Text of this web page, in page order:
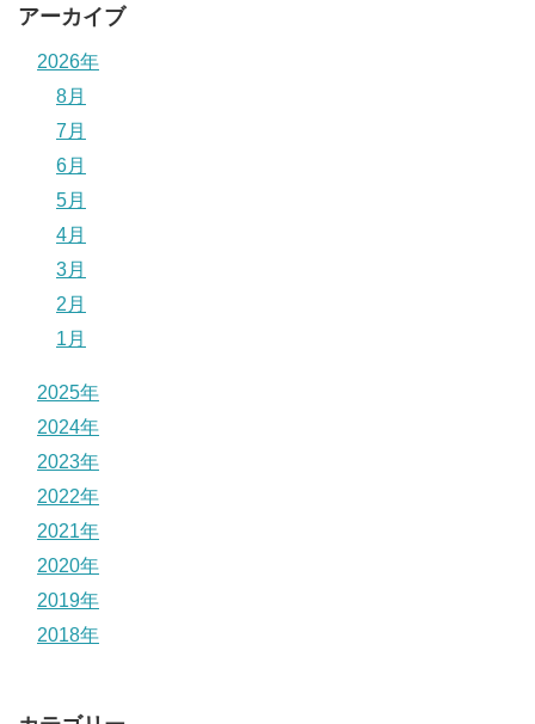
アーカイブ
2026年
8月
7月
6月
5月
4月
3月
2月
1月
2025年
2024年
2023年
2022年
2021年
2020年
2019年
2018年